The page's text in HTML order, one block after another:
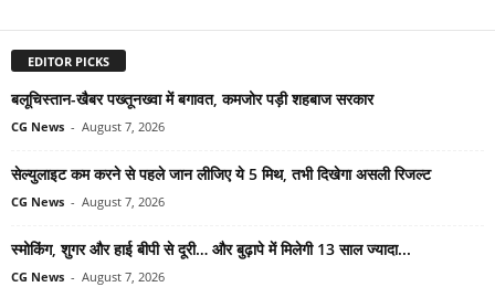
EDITOR PICKS
बलूचिस्तान-खैबर पख्तूनख्वा में बगावत, कमजोर पड़ी शहबाज सरकार
CG News - August 7, 2026
सेल्युलाइट कम करने से पहले जान लीजिए ये 5 मिथ, तभी दिखेगा असली रिजल्ट
CG News - August 7, 2026
स्मोकिंग, शुगर और हाई बीपी से दूरी… और बुढ़ापे में मिलेगी 13 साल ज्यादा...
CG News - August 7, 2026